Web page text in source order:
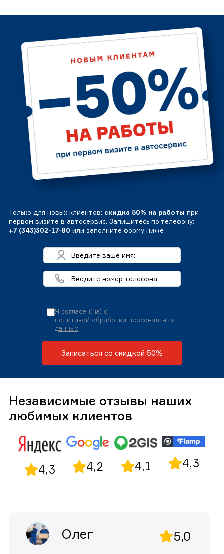
Только для новых клиентов: скидка 50% на работы при
первом визите в автосервис. Запишитесь по телефону:
+7 (343)302-17-80 или заполните форму ниже
Я согласен(на) с
политикой обработки персональных
данных
Записаться со скидкой 50%
Независимые отзывы наших
любимых клиентов
4,3 4,2 4,1 4,3
Олег 5,0